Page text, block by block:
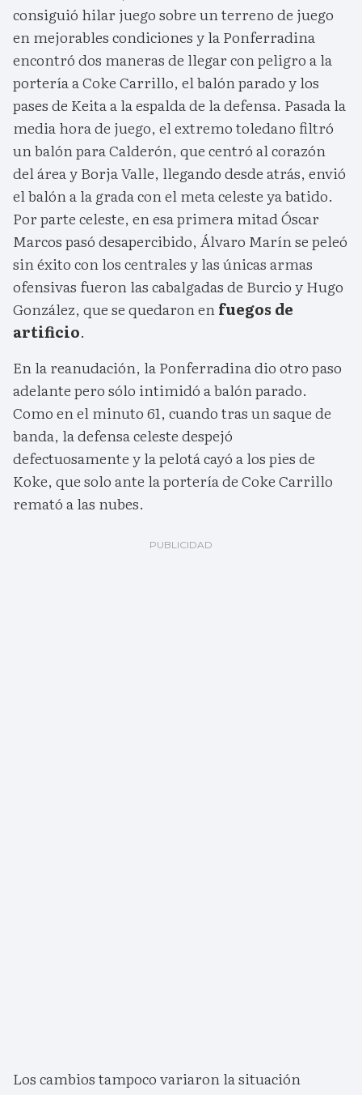
consiguió hilar juego sobre un terreno de juego
en mejorables condiciones y la Ponferradina
encontró dos maneras de llegar con peligro a la
portería a Coke Carrillo, el balón parado y los
pases de Keita a la espalda de la defensa. Pasada la
media hora de juego, el extremo toledano filtró
un balón para Calderón, que centró al corazón
del área y Borja Valle, llegando desde atrás, envió
el balón a la grada con el meta celeste ya batido.
Por parte celeste, en esa primera mitad Óscar
Marcos pasó desapercibido, Álvaro Marín se peleó
sin éxito con los centrales y las únicas armas
ofensivas fueron las cabalgadas de Burcio y Hugo
González, que se quedaron enfuegos de
artificio.
En la reanudación, la Ponferradina dio otro paso
adelante pero sólo intimidó a balón parado.
Como en el minuto 61, cuando tras un saque de
banda, la defensa celeste despejó
defectuosamente y la pelotá cayó a los pies de
Koke, que solo ante la portería de Coke Carrillo
remató a las nubes.
Los cambios tampoco variaron la situación